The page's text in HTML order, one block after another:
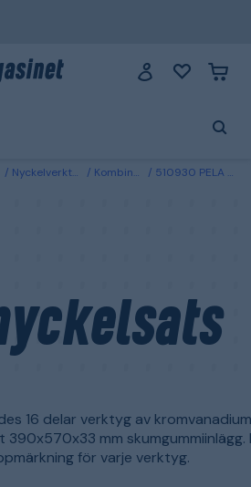
Nyckelverktyg & hylsor Kombinationsnycklar 510930 PELA Blocknyckelsats 17 delar, tum
16 delar verktyg av
mm skumgummiinlägg.
för varje verktyg.